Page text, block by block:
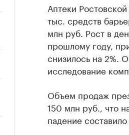
Аптеки
тыс. средств
млн руб. Рост в
прошлому году,
снизилось на 2%.
исследование
Объем продаж
150 млн руб., что
падение